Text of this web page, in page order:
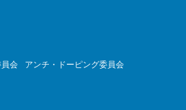
会 アンチ・ドーピング委員会